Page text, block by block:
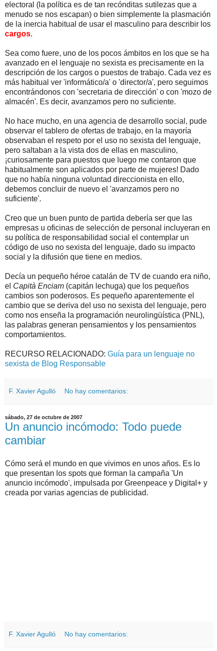
electoral (la política es de tan recónditas sutilezas que a
menudo se nos escapan) o bien simplemente la plasmación
de la inercia habitual de usar el masculino para describir los
cargos.
Sea como fuere, uno de los pocos ámbitos en los que se ha
avanzado en el lenguaje no sexista es precisamente en la
descripción de los cargos o puestos de trabajo. Cada vez es
más habitual ver 'informático/a' o 'director/a', pero seguimos
encontrándonos con 'secretaria de dirección' o con 'mozo de
almacén'. Es decir, avanzamos pero no suficiente.
No hace mucho, en una agencia de desarrollo social, pude
observar el tablero de ofertas de trabajo, en la mayoría
observaban el respeto por el uso no sexista del lenguaje,
pero saltaban a la vista dos de ellas en masculino,
¡curiosamente para puestos que luego me contaron que
habitualmente son aplicados por parte de mujeres! Dado
que no había ninguna voluntad direccionista en ello,
debemos concluir de nuevo el 'avanzamos pero no
suficiente'.
Creo que un buen punto de partida debería ser que las
empresas u oficinas de selección de personal incluyeran en
su política de responsabilidad social el contemplar un
código de uso no sexista del lenguaje, dado su impacto
social y la difusión que tiene en medios.
Decía un pequeño héroe catalán de TV de cuando era niño,
el Capità Enciam (capitán lechuga) que los pequeños
cambios son poderosos. Es pequeño aparentemente el
cambio que se deriva del uso no sexista del lenguaje, pero
como nos enseña la programación neurolingüística (PNL),
las palabras generan pensamientos y los pensamientos
comportamientos.
RECURSO RELACIONADO: Guía para un lenguaje no
sexista de Blog Responsable
F. Xavier Agulló No hay comentarios:
sábado, 27 de octubre de 2007
Un anuncio incómodo: Todo puede
cambiar
Cómo será el mundo en que vivimos en unos años. Es lo
que presentan los spots que forman la campaña 'Un
anuncio incómodo', impulsada por Greenpeace y Digital+ y
creada por varias agencias de publicidad.
F. Xavier Agulló No hay comentarios: